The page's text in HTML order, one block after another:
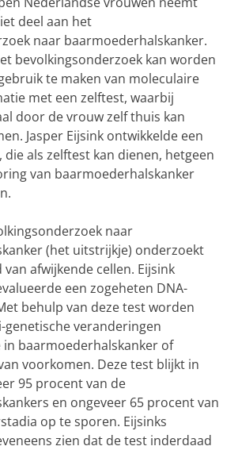
deel aan het
naar baarmoederhalskanker.
bevolkingsonderzoek kan worden
te maken van moleculaire
met een zelftest, waarbij
door de vrouw zelf thuis kan
Jasper Eijsink ontwikkelde een
als zelftest kan dienen, hetgeen
van baarmoederhalskanker
naar
(het uitstrijkje) onderzoekt
van afwijkende cellen. Eijsink
een zogeheten DNA-
behulp van deze test worden
genetische veranderingen
baarmoederhalskanker of
voorkomen. Deze test blijkt in
95 procent van de
en ongeveer 65 procent van
op te sporen. Eijsinks
zien dat de test inderdaad